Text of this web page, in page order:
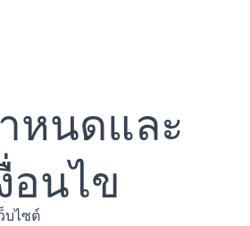
หนดและ
อนไข
บไซต์